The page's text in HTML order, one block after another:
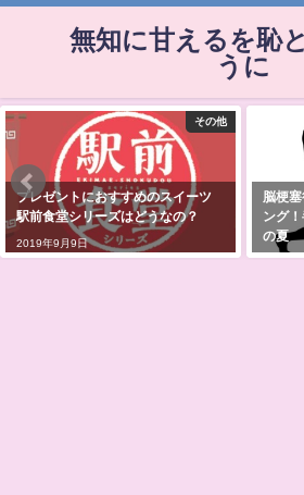
無知に甘えるを恥
うに
その他
プレゼントにおすすめのスイーツ
駅前食堂シリーズはどうなの？
2019年9月9日
脳梗
ング
の夏